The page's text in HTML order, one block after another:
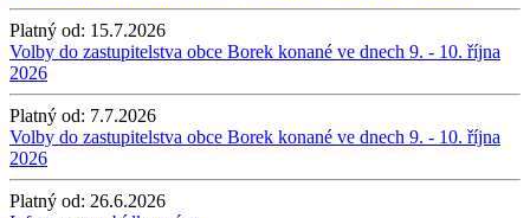
Platný od: 15.7.2026
Volby do zastupitelstva obce Borek konané ve dnech 9. - 10. října
2026
Platný od: 7.7.2026
Volby do zastupitelstva obce Borek konané ve dnech 9. - 10. října
2026
Platný od: 26.6.2026